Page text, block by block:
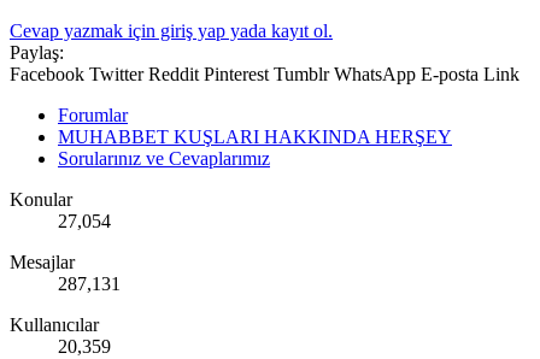
Cevap yazmak için giriş yap yada kayıt ol.
Paylaş:
Facebook Twitter Reddit Pinterest Tumblr WhatsApp E-posta Link
Forumlar
MUHABBET KUŞLARI HAKKINDA HERŞEY
Sorularınız ve Cevaplarımız
Konular
27,054
Mesajlar
287,131
Kullanıcılar
20,359